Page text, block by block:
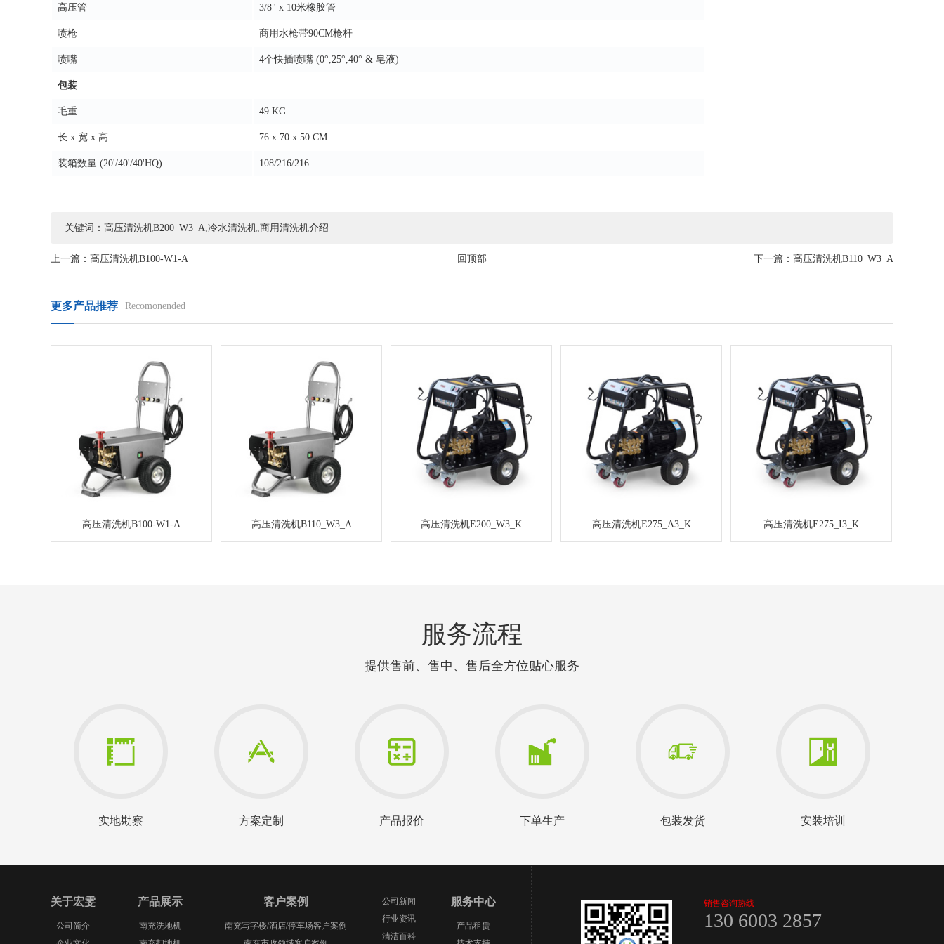
高压管 3/8" x 10米橡胶管
喷枪 商用水枪带90CM枪杆
喷嘴 4个快插喷嘴 (0°,25°,40° & 皂液)
包装
毛重 49 KG
长 x 宽 x 高 76 x 70 x 50 CM
装箱数量 (20'/40'/40'HQ) 108/216/216
关键词：高压清洗机B200_W3_A,冷水清洗机,商用清洗机介绍
上一篇： 高压清洗机B100-W1-A 回顶部 下一篇： 高压清洗机B110_W3_A
更多产品推荐 Recomonended
高压清洗机B100-W1-A 高压清洗机B110_W3_A 高压清洗机E200_W3_K 高压清洗机E275_A3_K 高压清洗机E275_I3_K
服务流程
提供售前、售中、售后全方位贴心服务
实地勘察 方案定制 产品报价 下单生产 包装发货 安装培训
关于宏雯
公司简介
产品展示
南充洗地机
客户案例
南充写字楼/酒店/停车场客户案例
公司新闻
行业资讯
清洁百科
服务中心
产品租赁
销售咨询热线
130 6003 2857